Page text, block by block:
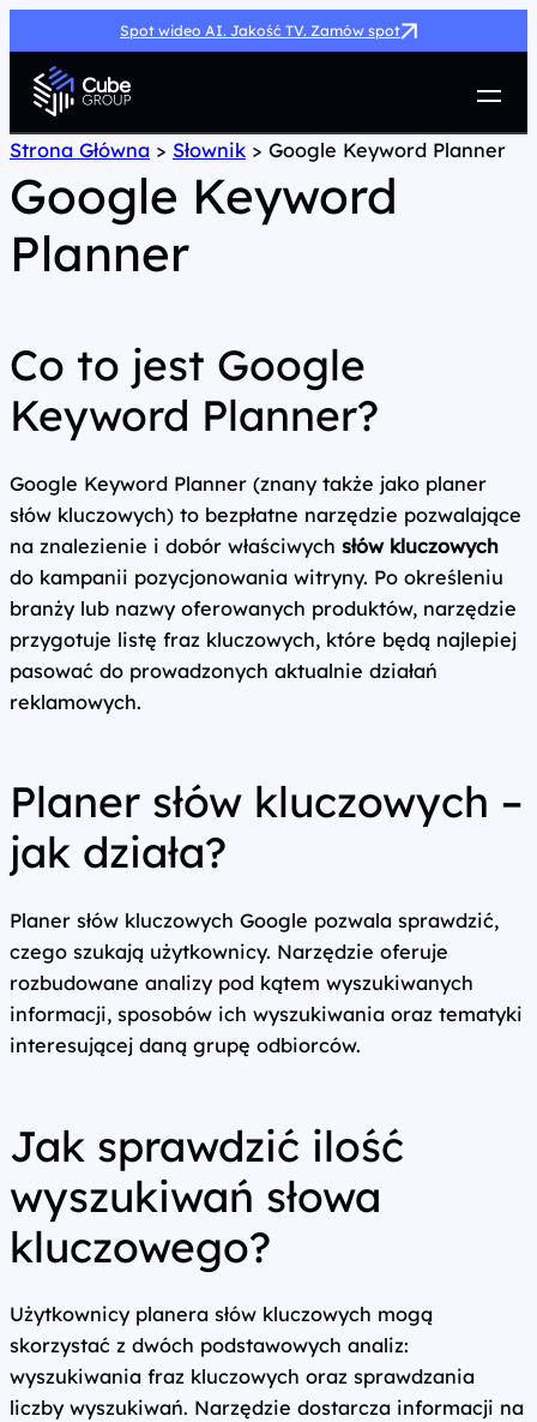
Spot wideo AI. Jakość TV. Zamów spot
Usługi
Jak możemy pomóc
Case Study
Marketing Hub
Kontakt
Strona Główna > Słownik > Google Keyword Planner
Google Keyword
Planner
Co to jest Google
Keyword Planner?
Google Keyword Planner (znany także jako planer
słów kluczowych) to bezpłatne narzędzie pozwalające
na znalezienie i dobór właściwych słów kluczowych
do kampanii pozycjonowania witryny. Po określeniu
branży lub nazwy oferowanych produktów, narzędzie
przygotuje listę fraz kluczowych, które będą najlepiej
pasować do prowadzonych aktualnie działań
reklamowych.
Planer słów kluczowych –
jak działa?
Planer słów kluczowych Google pozwala sprawdzić,
czego szukają użytkownicy. Narzędzie oferuje
rozbudowane analizy pod kątem wyszukiwanych
informacji, sposobów ich wyszukiwania oraz tematyki
interesującej daną grupę odbiorców.
Jak sprawdzić ilość
wyszukiwań słowa
kluczowego?
Użytkownicy planera słów kluczowych mogą
skorzystać z dwóch podstawowych analiz:
wyszukiwania fraz kluczowych oraz sprawdzania
liczby wyszukiwań. Narzędzie dostarcza informacji na